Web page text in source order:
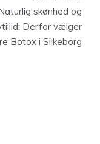
skønhed og
Derfor vælger
Botox i Silkeborg